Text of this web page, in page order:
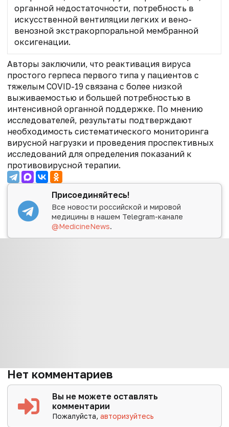
органной недостаточности, потребность в
искусственной вентиляции легких и вено-
венозной экстракорпоральной мембранной
оксигенации.
Авторы заключили, что реактивация вируса
простого герпеса первого типа у пациентов с
тяжелым COVID-19 связана с более низкой
выживаемостью и большей потребностью в
интенсивной органной поддержке. По мнению
исследователей, результаты подтверждают
необходимость систематического мониторинга
вирусной нагрузки и проведения проспективных
исследований для определения показаний к
противовирусной терапии.
Присоединяйтесь!
Все новости российской и мировой
медицины в нашем Telegram-канале
@MedicineNews.
Нет комментариев
Вы не можете оставлять
комментарии
Пожалуйста,авторизуйтесь